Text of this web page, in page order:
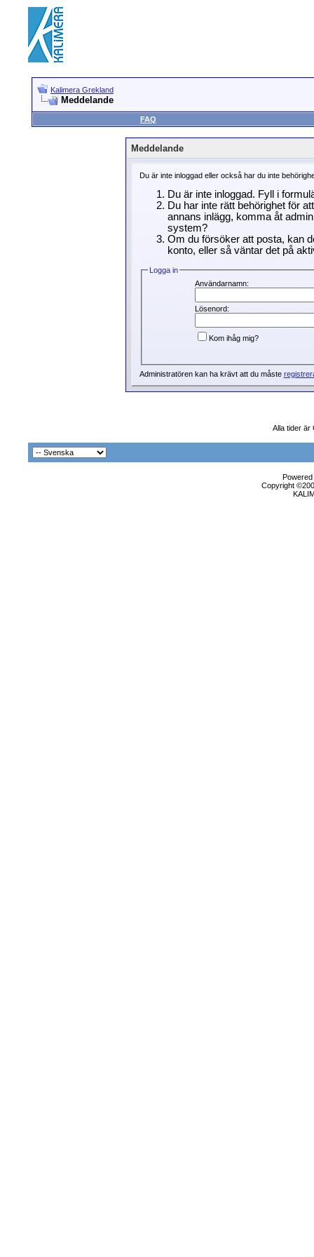
Kalimera Grekland
Meddelande
FAQ
Meddelande
Du är inte inloggad eller också har du inte
Du är inte inloggad. Fyll i
Du har inte rätt behörighet för
annans inlägg, komma åt
system?
Om du försöker att posta, kan
konto, eller så väntar det på
Logga in
Användarnamn:
Lösenord:
Kom ihåg mig?
Administratören kan ha krävt att du måste
Alla tider är
Copyright